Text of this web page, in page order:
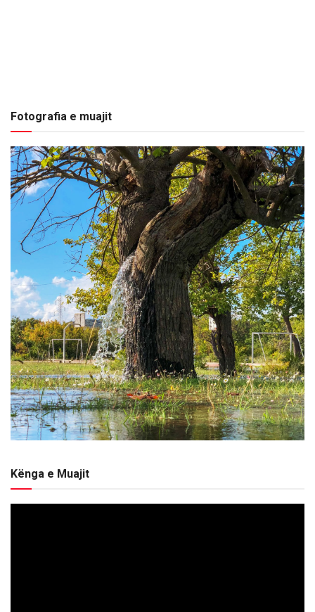
Fotografia e muajit
Kënga e Muajit